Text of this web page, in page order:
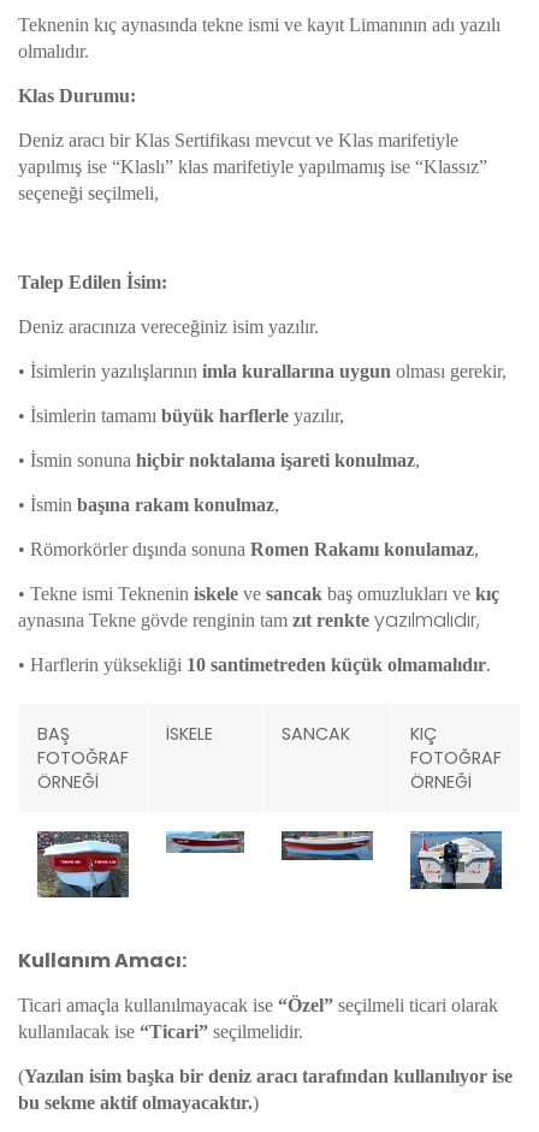
Teknenin kıç aynasında tekne ismi ve kayıt Limanının adı yazılı
olmalıdır.
Klas Durumu:
Deniz aracı bir Klas Sertifikası mevcut ve Klas marifetiyle
yapılmış ise “Klaslı” klas marifetiyle yapılmamış ise “Klassız”
seçeneği seçilmeli,
Talep Edilen İsim:
Deniz aracınıza vereceğiniz isim yazılır.
• İsimlerin yazılışlarının imla kurallarına uygun olması gerekir,
• İsimlerin tamamı büyük harflerle yazılır,
• İsmin sonuna hiçbir noktalama işareti konulmaz,
• İsmin başına rakam konulmaz,
• Römorkörler dışında sonuna Romen Rakamı konulamaz,
• Tekne ismi Teknenin iskele ve sancak baş omuzlukları ve kıç
aynasına Tekne gövde renginin tam zıt renkte yazılmalıdır,
• Harflerin yüksekliği 10 santimetreden küçük olmamalıdır.
BAŞ
FOTOĞRAF
ÖRNEĞİ
İSKELE SANCAK
KIÇ
FOTOĞRAF
ÖRNEĞİ
Kullanım Amacı:
Ticari amaçla kullanılmayacak ise “Özel” seçilmeli ticari olarak
kullanılacak ise “Ticari” seçilmelidir.
(Yazılan isim başka bir deniz aracı tarafından kullanılıyor ise
bu sekme aktif olmayacaktır.)